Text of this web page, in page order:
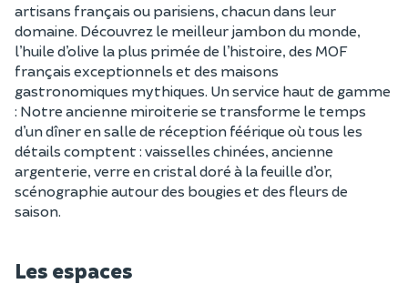
artisans français ou parisiens, chacun dans leur
domaine. Découvrez le meilleur jambon du monde,
l’huile d’olive la plus primée de l’histoire, des MOF
français exceptionnels et des maisons
gastronomiques mythiques. Un service haut de gamme
: Notre ancienne miroiterie se transforme le temps
d’un dîner en salle de réception féérique où tous les
détails comptent : vaisselles chinées, ancienne
argenterie, verre en cristal doré à la feuille d’or,
scénographie autour des bougies et des fleurs de
saison.
Les espaces